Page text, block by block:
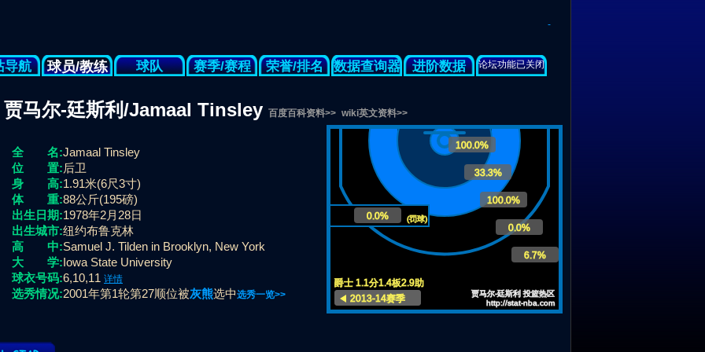
-
导航 球员/教练 球队 赛季/赛程 荣誉/排名 数据查询器 进阶数据 论坛功能已关闭
贾马尔-廷斯利/Jamaal Tinsley 百度百科资料>> wiki英文资料>>
全 名:Jamaal Tinsley
位 置:后卫
身 高:1.91米(6尺3寸)
体 重:88公斤(195磅)
出生日期:1978年2月28日
出生城市:纽约布鲁克林
高 中:Samuel J. Tilden in Brooklyn, New York
大 学:Iowa State University
球衣号码:6,10,11 详情
选秀情况:2001年第1轮第27顺位被灰熊选中选秀一览>>
0.0% (罚球)
6.7%
0.0%
100.0%
33.3%
100.0%
爵士 1.1分1.4板2.9助
2013-14赛季
贾马尔-廷斯利 投篮热区
http://stat-nba.com